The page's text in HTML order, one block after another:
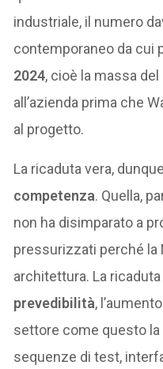
industriale, il numero
contemporaneo da cui
2024, cioè la massa
all’azienda prima che
al progetto.
La ricaduta vera,
competenza. Quella,
non ha disimparato a
pressurizzati perché la
architettura. La ricaduta
prevedibilità,
settore come questo
sequenze di test,